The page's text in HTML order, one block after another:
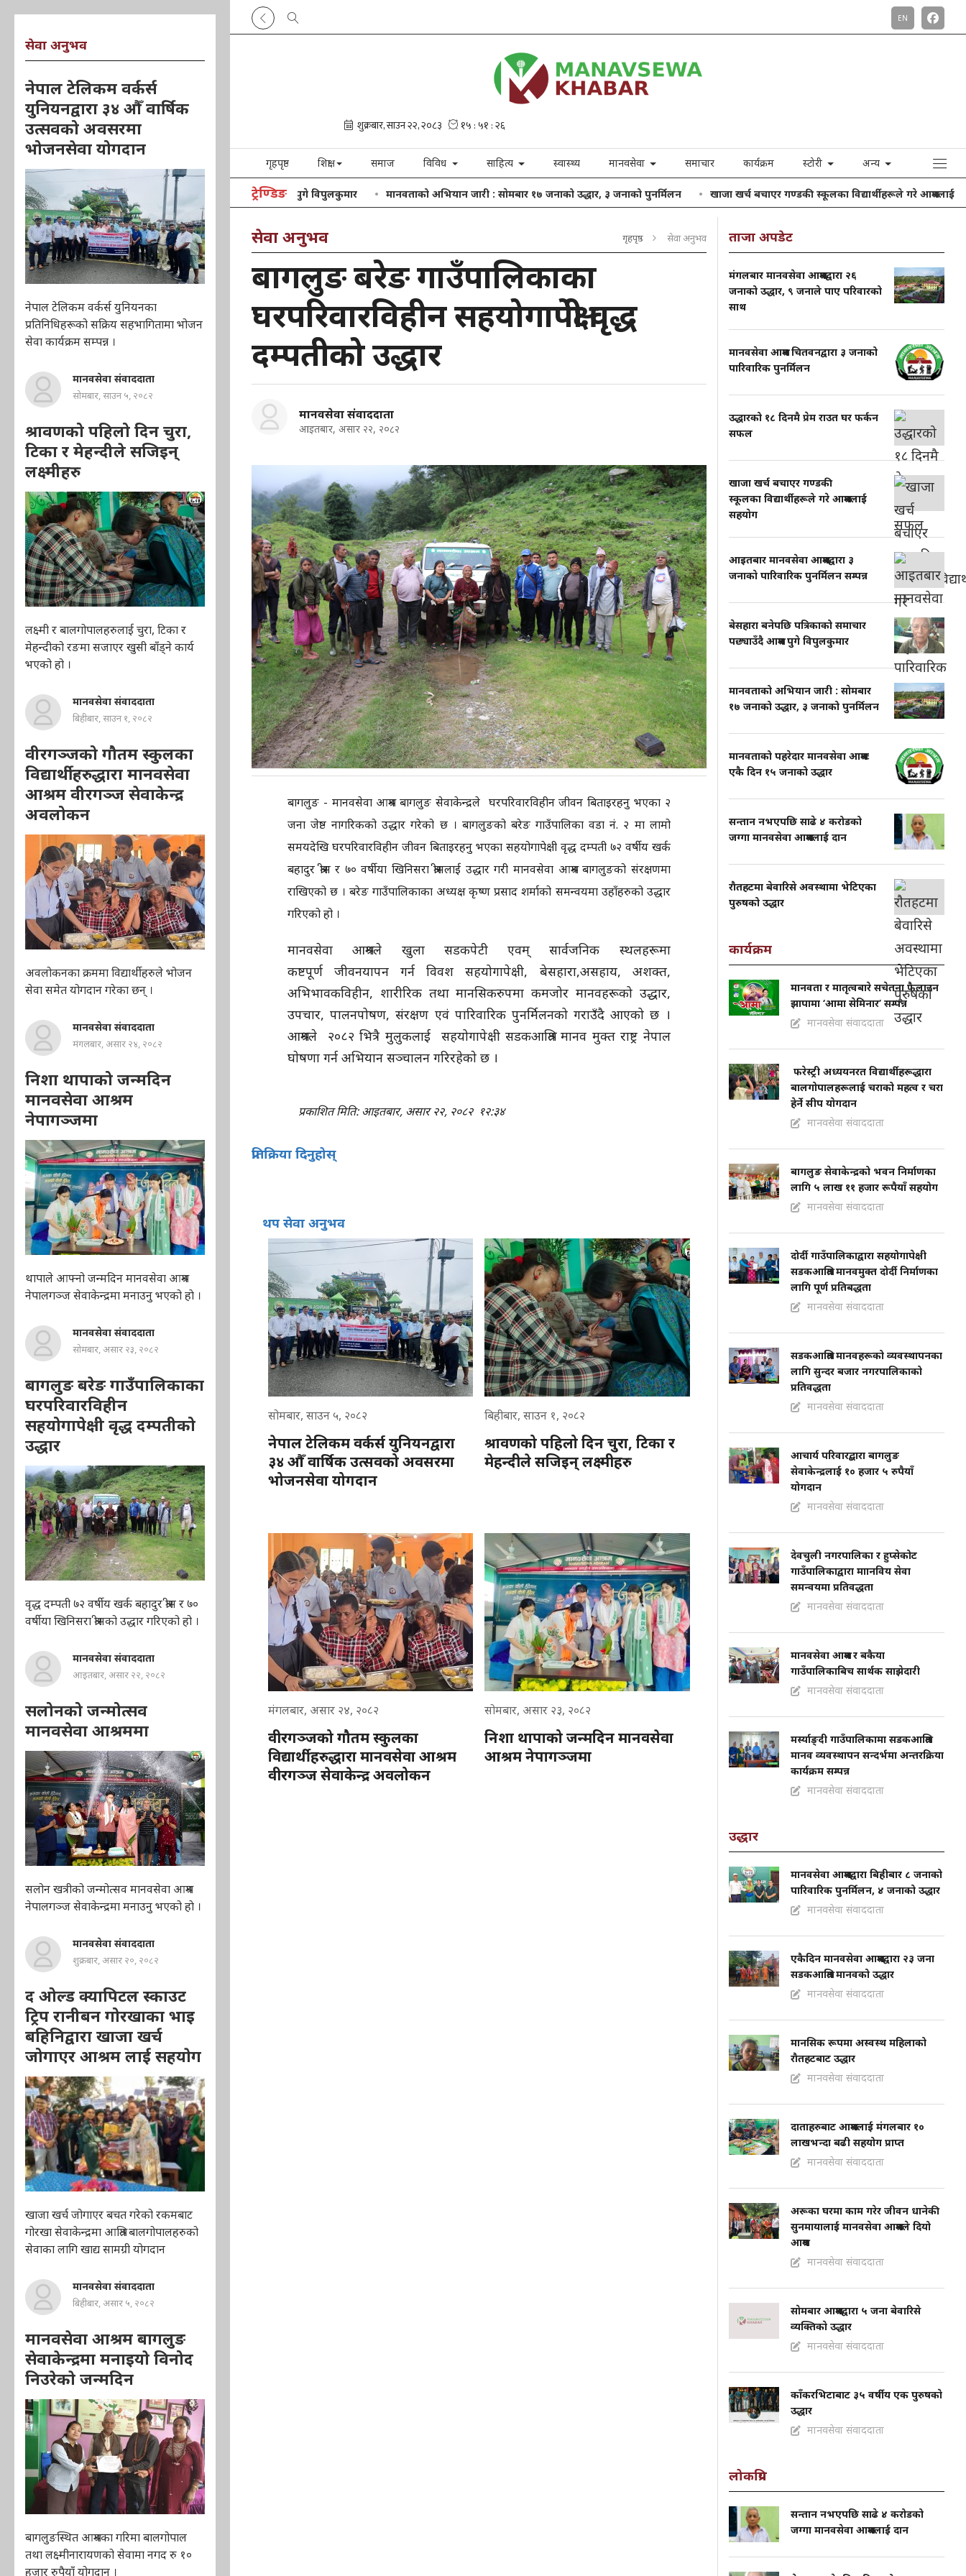
सेवा अनुभव
नेपाल टेलिकम वर्कर्स
युनियनद्वारा ३४ औँ वार्षिक
उत्सवको अवसरमा
भोजनसेवा योगदान
नेपाल टेलिकम वर्कर्स युनियनका
प्रतिनिधिहरूको सक्रिय सहभागितामा भोजन
सेवा कार्यक्रम सम्पन्न ।
मानवसेवा संवाददाता
सोमबार, साउन ५, २०८२
श्रावणको पहिलो दिन चुरा,
टिका र मेहन्दीले सजिइन्
लक्ष्मीहरु
लक्ष्मी र बालगोपालहरुलाई चुरा, टिका र
मेहन्दीको रङमा सजाएर खुसी बाँड्ने कार्य
भएको हो ।
मानवसेवा संवाददाता
बिहीबार, साउन १, २०८२
वीरगञ्जको गौतम स्कुलका
विद्यार्थीहरुद्धारा मानवसेवा
आश्रम वीरगञ्ज सेवाकेन्द्र
अवलोकन
अवलोकनका क्रममा विद्यार्थीहरुले भोजन
सेवा समेत योगदान गरेका छन् ।
मानवसेवा संवाददाता
मंगलबार, असार २४, २०८२
निशा थापाको जन्मदिन
मानवसेवा आश्रम
नेपागञ्जमा
थापाले आफ्नो जन्मदिन मानवसेवा आश्रम
नेपालगञ्ज सेवाकेन्द्रमा मनाउनु भएको हाे ।
मानवसेवा संवाददाता
सोमबार, असार २३, २०८२
बागलुङ बरेङ गाउँपालिकाका
घरपरिवारविहीन
सहयोगापेक्षी वृद्ध दम्पतीको
उद्धार
वृद्ध दम्पती ७२ वर्षीय खर्क बहादुर श्रीस र ७०
वर्षीया खिनिसरा श्रीसको उद्धार गरिएको हो ।
मानवसेवा संवाददाता
आइतबार, असार २२, २०८२
सलोनको जन्मोत्सव
मानवसेवा आश्रममा
सलोन खत्रीको जन्मोत्सव मानवसेवा आश्रम
नेपालगञ्ज सेवाकेन्द्रमा मनाउनु भएको हाे ।
मानवसेवा संवाददाता
शुक्रबार, असार २०, २०८२
द ओल्ड क्यापिटल स्काउट
ट्रिप रानीबन गोरखाका भाइ
बहिनिद्वारा खाजा खर्च
जोगाएर आश्रम लाई सहयाेग
खाजा खर्च जोगाएर बचत गरेको रकमबाट
गोरखा सेवाकेन्द्रमा आश्रित बालगोपालहरुको
सेवाका लागि खाद्य सामग्री योगदान
मानवसेवा संवाददाता
बिहीबार, असार ५, २०८२
मानवसेवा आश्रम बागलुङ
सेवाकेन्द्रमा मनाइयाे विनोद
निउरेकाे जन्मदिन
बागलुङस्थित आश्रमका गरिमा बालगोपाल
तथा लक्ष्मीनारायणको सेवामा नगद रु १०
हजार रुपैयाँ योगदान ।
EN
गृहपृष्ठ शिक्षा समाज विविध साहित्य स्वास्थ्य मानवसेवा समाचार कार्यक्रम स्टोरी अन्य
ट्रेण्डिङ
बेसहारा बनेपछि पत्रिकाको समाचार पछ्याउँदै आश्रम पुगे विपुलकुमार मानवताको अभियान जारी : साेमबार १७ जनाको उद्धार, ३ जनाको पुनर्मिलन खाजा खर्च बचाएर गण्डकी स्कूलका विद्यार्थीहरूले गरे आश्रमलाई सहयाेग
सेवा अनुभव गृहपृष्ठ सेवा अनुभव
बागलुङ बरेङ गाउँपालिकाका
घरपरिवारविहीन सहयोगापेक्षी वृद्ध
दम्पतीको उद्धार
मानवसेवा संवाददाता
आइतबार, असार २२, २०८२
बागलुङ - मानवसेवा आश्रम बागलुङ सेवाकेन्द्रले घरपरिवारविहीन जीवन बिताइरहनु भएका २
जना जेष्ठ नागरिकको उद्धार गरेको छ । बागलुङको बरेङ गाउँपालिका वडा नं. २ मा लामो
समयदेखि घरपरिवारविहीन जीवन बिताइरहनु भएका सहयोगापेक्षी वृद्ध दम्पती ७२ वर्षीय खर्क
बहादुर श्रीस र ७० वर्षीया खिनिसरा श्रीसलाई उद्धार गरी मानवसेवा आश्रम बागलुङको संरक्षणमा
राखिएको छ । बरेङ गाउँपालिकाका अध्यक्ष कृष्ण प्रसाद शर्माको समन्वयमा उहाँहरुको उद्धार
गरिएको हो ।
मानवसेवा आश्रमले खुला सडकपेटी एवम् सार्वजनिक स्थलहरूमा
कष्टपूर्ण जीवनयापन गर्न विवश सहयोगापेक्षी, बेसहारा,असहाय, अशक्त,
अभिभावकविहीन, शारीरिक तथा मानसिकरुपमा कमजोर मानवहरूको उद्धार,
उपचार, पालनपोषण, संरक्षण एवं पारिवारिक पुनर्मिलनको गराउँदै आएको छ ।
आश्रमले २०८२ भित्रै मुलुकलाई सहयोगापेक्षी सडकआश्रित मानव मुक्त राष्ट्र नेपाल
घाेषणा गर्न अभियान सञ्चालन गरिरहेकाे छ ।
प्रकाशित मिति: आइतबार, असार २२, २०८२ १२:३४
प्रतिक्रिया दिनुहोस्
थप सेवा अनुभव
सोमबार, साउन ५, २०८२
नेपाल टेलिकम वर्कर्स युनियनद्वारा
३४ औँ वार्षिक उत्सवको अवसरमा
भोजनसेवा योगदान
बिहीबार, साउन १, २०८२
श्रावणको पहिलो दिन चुरा, टिका र
मेहन्दीले सजिइन् लक्ष्मीहरु
मंगलबार, असार २४, २०८२
वीरगञ्जको गौतम स्कुलका
विद्यार्थीहरुद्धारा मानवसेवा आश्रम
वीरगञ्ज सेवाकेन्द्र अवलोकन
सोमबार, असार २३, २०८२
निशा थापाको जन्मदिन मानवसेवा
आश्रम नेपागञ्जमा
ताजा अपडेट
मंगलबार मानवसेवा आश्रमद्वारा २६
जनाको उद्धार, ९ जनाले पाए परिवारको
साथ
मानवसेवा आश्रम चितवनद्वारा ३ जनाको
पारिवारिक पुनर्मिलन
उद्धारको १८ दिनमै प्रेम राउत घर फर्कन
सफल
खाजा खर्च बचाएर गण्डकी
स्कूलका विद्यार्थीहरूले गरे आश्रमलाई
सहयाेग
आइतबार मानवसेवा आश्रमद्वारा ३
जनाकाे पारिवारिक पुनर्मिलन सम्पन्न
बेसहारा बनेपछि पत्रिकाको समाचार
पछ्याउँदै आश्रम पुगे विपुलकुमार
मानवताको अभियान जारी : साेमबार
१७ जनाको उद्धार, ३ जनाको पुनर्मिलन
मानवताको पहरेदार मानवसेवा आश्रमः
एकै दिन १५ जनाको उद्धार
सन्तान नभएपछि साढे ४ करोडको
जग्गा मानवसेवा आश्रमलाई दान
राैतहटमा बेवारिसे अवस्थामा भेटिएका
पुरुषको उद्धार
कार्यक्रम
मानवता र मातृत्वबारे सचेतना फैलाउन
झापामा ‘आमा सेमिनार’ सम्पन्न
मानवसेवा संवाददाता
फरेस्ट्री अध्ययनरत विद्यार्थीहरूद्धारा
बालगोपालहरूलाई चराको महत्व र चरा
हेर्ने सीप याेगदान
मानवसेवा संवाददाता
बागलुङ सेवाकेन्द्रको भवन निर्माणका
लागि ५ लाख ११ हजार रूपैयाँ सहयोग
मानवसेवा संवाददाता
दोर्दी गाउँपालिकाद्वारा सहयोगापेक्षी
सडकआश्रित मानवमुक्त दोर्दी निर्माणका
लागि पूर्ण प्रतिबद्धता
मानवसेवा संवाददाता
सडकआश्रित मानवहरूको व्यवस्थापनका
लागि सुन्दर बजार नगरपालिकाको
प्रतिवद्धता
मानवसेवा संवाददाता
आचार्य परिवारद्बारा बागलुङ
सेवाकेन्द्रलाई १० हजार ५ रुपैयाँ
योगदान
मानवसेवा संवाददाता
देवचुली नगरपालिका र हुप्सेकोट
गाउँपालिकाद्वारा माानविय सेवा
समन्वयमा प्रतिवद्धता
मानवसेवा संवाददाता
मानवसेवा आश्रम र बकैया
गाउँपालिकाबिच सार्थक साझेदारी
मानवसेवा संवाददाता
मर्स्याङ्दी गाउँपालिकामा सडकआश्रित
मानव व्यवस्थापन सन्दर्भमा अन्तरक्रिया
कार्यक्रम सम्पन्न
मानवसेवा संवाददाता
उद्धार
मानवसेवा आश्रमद्वारा बिहीबार ८ जनाको
पारिवारिक पुनर्मिलन, ४ जनाको उद्धार
मानवसेवा संवाददाता
एकैदिन मानवसेवा आश्रमद्वारा २३ जना
सडकआश्रित मानवको उद्धार
मानवसेवा संवाददाता
मानसिक रूपमा अस्वस्थ महिलाको
राैतहटबाट उद्धार
मानवसेवा संवाददाता
दाताहरुबाट आश्रमलाई मंगलबार १०
लाखभन्दा बढी सहयोग प्राप्त
मानवसेवा संवाददाता
अरूका घरमा काम गरेर जीवन धानेकी
सुनमायालाई मानवसेवा आश्रमले दियो
आश्रय
मानवसेवा संवाददाता
साेमबार आश्रमद्वारा ५ जना बेवारिसे
व्यक्तिकाे उद्धार
मानवसेवा संवाददाता
काँकरभिटाबाट ३५ वर्षीय एक पुरुषकाे
उद्धार
मानवसेवा संवाददाता
लोकप्रिय
सन्तान नभएपछि साढे ४ करोडको
जग्गा मानवसेवा आश्रमलाई दान